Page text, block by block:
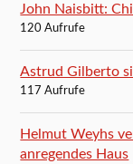
John Naisbitt:
120 Aufrufe
Astrud Gilberto
117 Aufrufe
Helmut Weyhs
anregendes Haus